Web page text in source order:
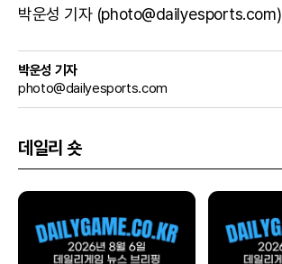
박운성 기자 (photo@dailyesports.com)
박운성 기자
photo@dailyesports.com
데일리 숏